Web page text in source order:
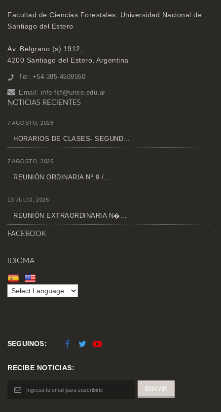
Facultad de Ciencias Forestales, Universidad Nacional de
Santiago del Estero
Av. Belgrano (s) 1912,
4200 Santiago del Estero, Argentina
Tel: +54-385-4509550
Email: info-fcf@unse.edu.ar
NOTICIAS RECIENTES
7 AGOSTO, 2026
HORARIOS DE CLASES- SEGUND...
7 AGOSTO, 2026
REUNIÓN ORDINARIA Nº 9 /...
13 JULIO, 2026
REUNIÓN EXTRAORDINARIA N�...
FACEBOOK
IDIOMA
SEGUINOS:
RECIBE NOTICIAS: